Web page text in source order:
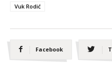
Vuk Rodić
Facebook